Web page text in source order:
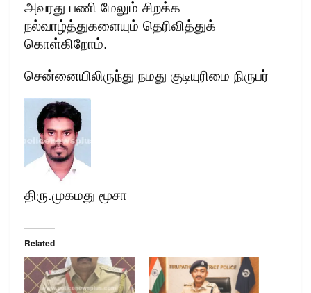
அவரது பணி மேலும் சிறக்க
நல்வாழ்த்துகளையும் தெரிவித்துக்
கொள்கிறோம்.
சென்னையிலிருந்து நமது குடியுரிமை நிருபர்
திரு.முகமது மூசா
Related